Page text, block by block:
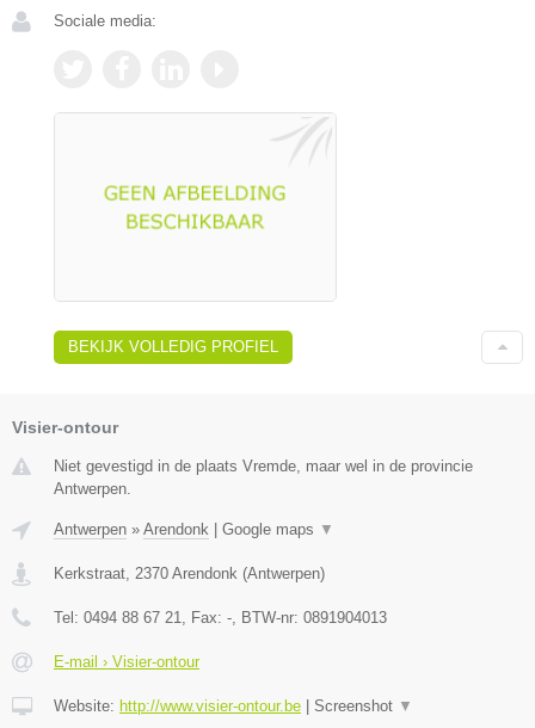
Sociale media:
BEKIJK VOLLEDIG PROFIEL
Visier-ontour
Niet gevestigd in de plaats Vremde, maar wel in de provincie
Antwerpen.
Antwerpen » Arendonk | Google maps ▼
Kerkstraat 2370 Arendonk (Antwerpen)
Tel: 0494 88 67 21 , Fax: - , BTW-nr: 0891904013
E-mail › Visier-ontour
Website: http://www.visier-ontour.be | Screenshot ▼